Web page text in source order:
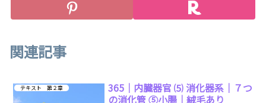
関連記事
テキスト 第２章
365｜内臓器官 ⑸ 消化器系｜７つ
の消化管 ⑤小腸｜絨毛あり